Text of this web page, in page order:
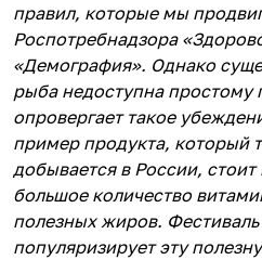
правил, которые мы
Роспотребнадзора
«Демография». Однако
рыба недоступна простому
опровергает такое
пример продукта, который
добывается в России,
большое количество
полезных жиров.
популяризирует эту